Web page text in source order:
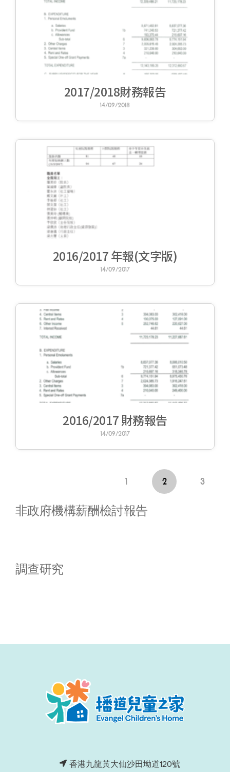
2017/2018財務報告
14/09/2018
2016/2017 年報(文字版)
14/09/2017
2016/2017 財務報告
14/09/2017
1 2 3
非政府機構薪酬檢討報告
調查研究
香港九龍黃大仙沙田坳道120號